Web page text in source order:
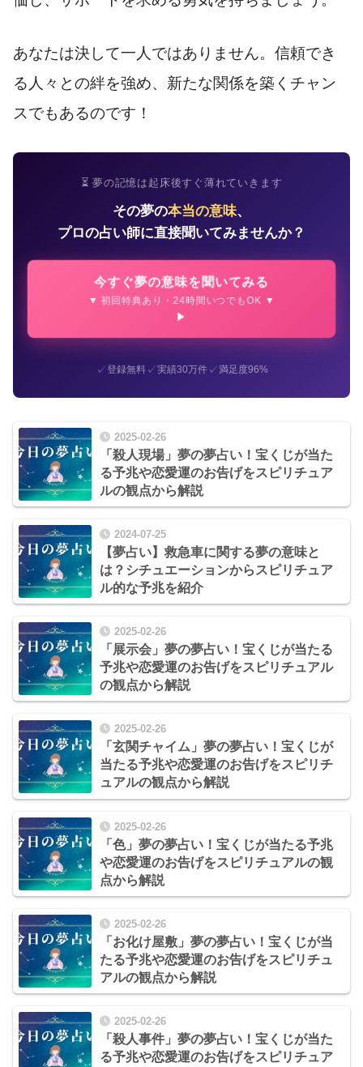
あなたは決して一人ではありません。信頼でき
る人々との絆を強め、新たな関係を築くチャン
スでもあるのです！
⏳ 夢の記憶は起床後すぐ薄れていきます
その夢の本当の意味、
プロの占い師に直接聞いてみませんか？
今すぐ夢の意味を聞いてみる
▼ 初回特典あり・24時間いつでもOK ▼
✓登録無料✓実績30万件✓満足度96%
2025-02-26
「殺人現場」夢の夢占い！宝くじが当た
る予兆や恋愛運のお告げをスピリチュア
ルの観点から解説
2024-07-25
【夢占い】救急車に関する夢の意味と
は？シチュエーションからスピリチュア
ル的な予兆を紹介
2025-02-26
「展示会」夢の夢占い！宝くじが当たる
予兆や恋愛運のお告げをスピリチュアル
の観点から解説
2025-02-26
「玄関チャイム」夢の夢占い！宝くじが
当たる予兆や恋愛運のお告げをスピリチ
ュアルの観点から解説
2025-02-26
「色」夢の夢占い！宝くじが当たる予兆
や恋愛運のお告げをスピリチュアルの観
点から解説
2025-02-26
「お化け屋敷」夢の夢占い！宝くじが当
たる予兆や恋愛運のお告げをスピリチュ
アルの観点から解説
2025-02-26
「殺人事件」夢の夢占い！宝くじが当た
る予兆や恋愛運のお告げをスピリチュア